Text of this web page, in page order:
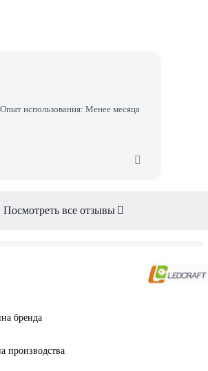
Опыт использования: Менее месяца
Посмотреть все отзывы
бренда
производства